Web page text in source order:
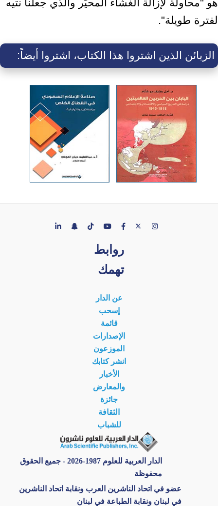
هو ‏‏"محاولة لإزالة الغشاء المحيّر والذي جعلنا نتيه
لفترة طويلة".‏
الزبائن الذين اشتروا هذا الكتاب، اشتروا أيضاً:
روابط
تهمك
عن الدار
إسحب
قائمة
الإصدارات
الموزعون
انشر كتابك
الأخبار
والمعارض
جائزة
الثقافة
للشباب
الدار العربية للعلوم 1987-2026 - جميع الحقوق
محفوظة
عضو في اتحاد الناشرين العرب ونقابة اتحاد الناشرين
في لبنان ونقابة الطباعة في لبنان